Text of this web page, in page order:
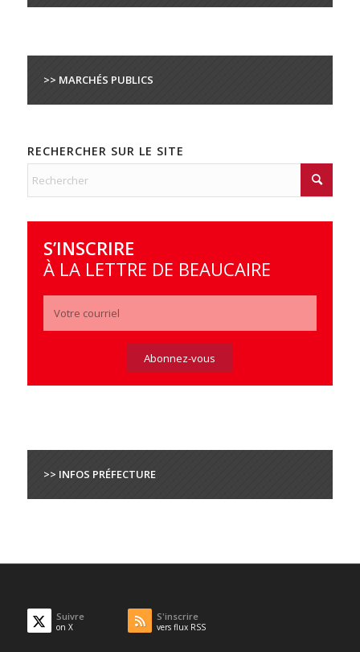
>> MARCHÉS PUBLICS
RECHERCHER SUR LE SITE
S’INSCRIRE
À LA LETTRE DE BEAUCAIRE
>> INFOS PRÉFECTURE
Suivre
on X
S'inscrire
vers flux RSS